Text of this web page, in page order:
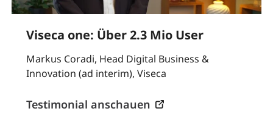
Viseca one: Über 2.3 Mio User
Markus Coradi, Head Digital Business &
Innovation (ad interim), Viseca
Testimonial anschauen